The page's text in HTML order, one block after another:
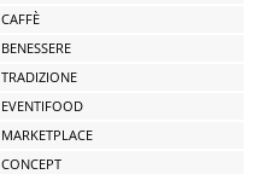
CAFFÈ
BENESSERE
TRADIZIONE
EVENTIFOOD
MARKETPLACE
CONCEPT